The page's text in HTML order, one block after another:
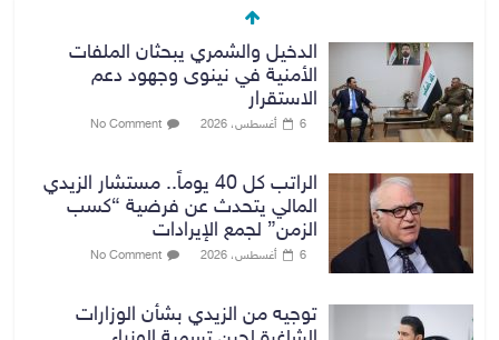
الدخيل والشمري يبحثان الملفات
الأمنية في نينوى وجهود دعم
الاستقرار
6 أغسطس، 2026 No Comment
الراتب كل 40 يوماً.. مستشار الزيدي
المالي يتحدث عن فرضية “كسب
الزمن” لجمع الإيرادات
6 أغسطس، 2026 No Comment
توجيه من الزيدي بشأن الوزارات